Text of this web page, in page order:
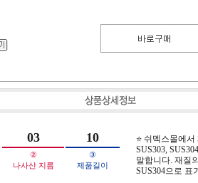
03 10
②
나사산 지름
③
제품길이
⭐ 쉬멕스몰에서
SUS303,
말합니다. 재질
SUS304으로 표